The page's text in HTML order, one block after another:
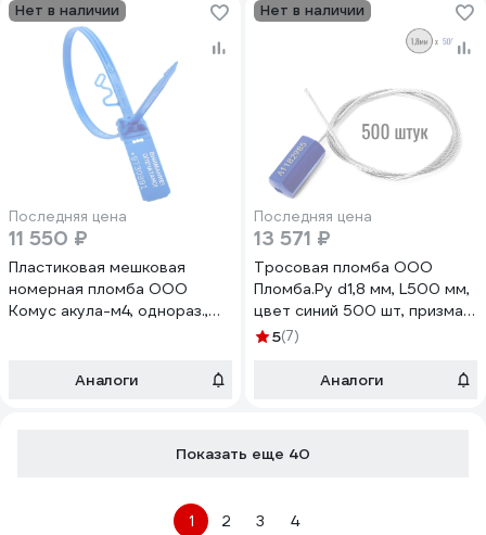
Нет в наличии
Последняя цена
11 550 ₽
Пластиковая мешковая
номерная пломба ООО
Комус акула-м4, однораз.,
Аналоги
Нет в наличии
Последняя цена
13 571 ₽
Тросовая пломба ООО
Пломба.Ру d1,8 мм, L500 мм,
цвет синий 500 шт, призма
1006215
5(7)
Аналоги
Показать еще 40
1 2 3 4